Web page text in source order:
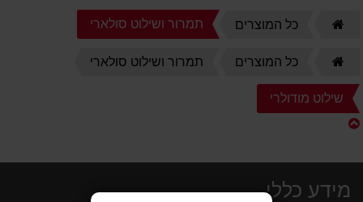
כל המוצרים תמרור ושילוט סולארי
כל המוצרים תמרור ושילוט סולארי
שילוט מודולרי
מידע כללי